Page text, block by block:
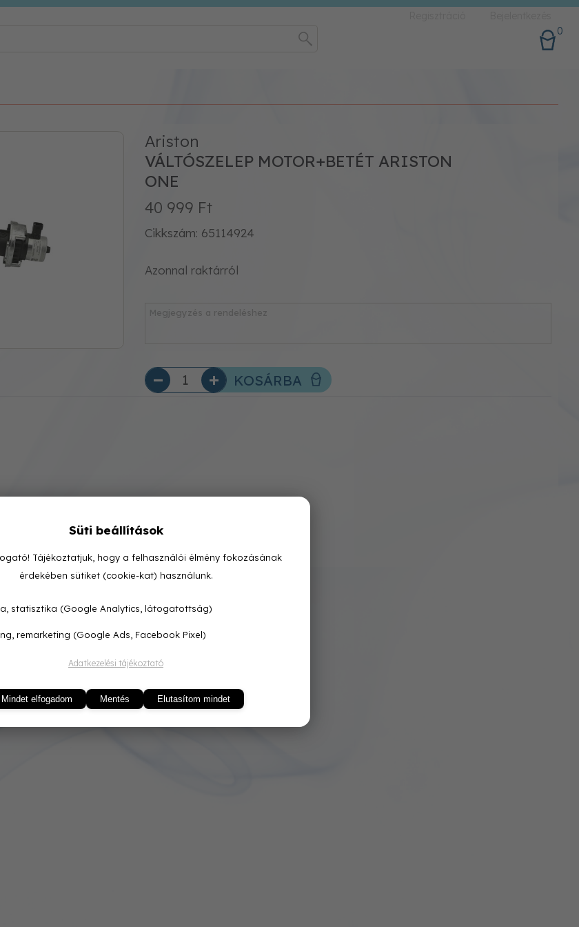
0
Ariston
VÁLTÓSZELEP MOTOR+BETÉT ARISTON
ONE
40 999 Ft
Cikkszám: 65114924
Azonnal raktárról
KOSÁRBA
Süti beállítások
Tájékoztatjuk, hogy a felhasználói élmény fokozásának
érdekében sütiket (cookie-kat) használunk.
statisztika (Google Analytics, látogatottság)
remarketing (Google Ads, Facebook Pixel)
Adatkezelési tájékoztató
Mindet elfogadom Mentés Elutasítom mindet